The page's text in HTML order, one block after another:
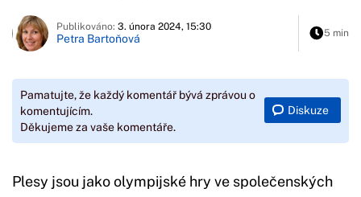
Publikováno: 3. února 2024, 15:30
Petra Bartoňová 5 min
Pamatujte, že každý komentář bývá zprávou o
komentujícím.
Děkujeme za vaše komentáře.
Diskuze
Plesy jsou jako olympijské hry ve společenských